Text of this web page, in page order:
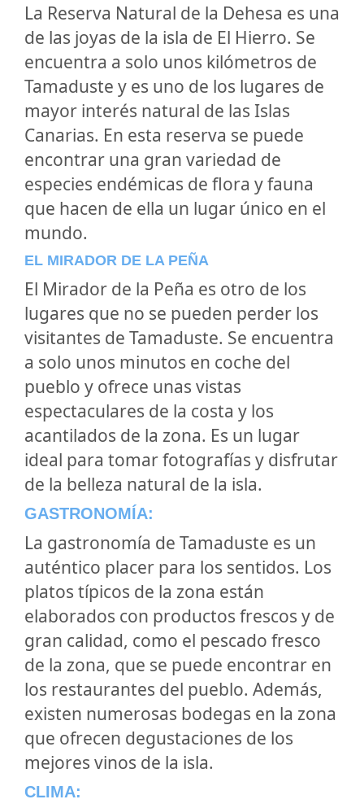
La Reserva Natural de la Dehesa es una
de las joyas de la isla de El Hierro. Se
encuentra a solo unos kilómetros de
Tamaduste y es uno de los lugares de
mayor interés natural de las Islas
Canarias. En esta reserva se puede
encontrar una gran variedad de
especies endémicas de flora y fauna
que hacen de ella un lugar único en el
mundo.
EL MIRADOR DE LA PEÑA
El Mirador de la Peña es otro de los
lugares que no se pueden perder los
visitantes de Tamaduste. Se encuentra
a solo unos minutos en coche del
pueblo y ofrece unas vistas
espectaculares de la costa y los
acantilados de la zona. Es un lugar
ideal para tomar fotografías y disfrutar
de la belleza natural de la isla.
GASTRONOMÍA:
La gastronomía de Tamaduste es un
auténtico placer para los sentidos. Los
platos típicos de la zona están
elaborados con productos frescos y de
gran calidad, como el pescado fresco
de la zona, que se puede encontrar en
los restaurantes del pueblo. Además,
existen numerosas bodegas en la zona
que ofrecen degustaciones de los
mejores vinos de la isla.
CLIMA: